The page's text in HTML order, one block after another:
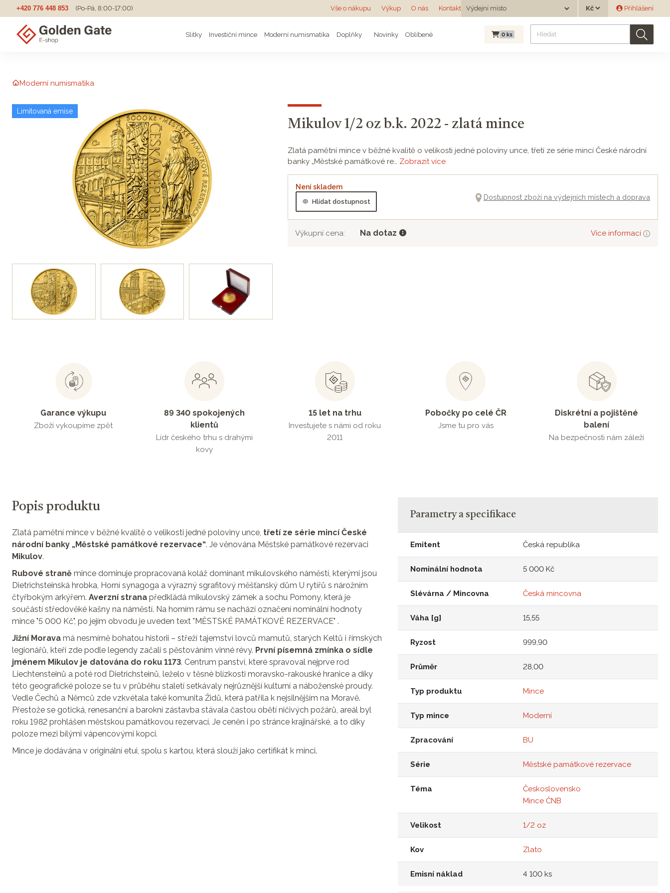
+420 776 448 853 (Po-Pá, 8:00-17:00) Vše o nákupu Výkup O nás Kontakt Výdejní místo
Výdejní místo
Měna Přihlášení
Slitky Investiční mince Moderní numismatika Doplňky Novinky Oblíbené 0 ks
Moderní numismatika
Limitovaná emise
Mikulov 1/2 oz b.k. 2022 - zlatá mince
Zlatá pamětní mince v běžné kvalitě o velikosti jedné poloviny unce, třetí ze série mincí České národní
banky „Městské památkové re… Zobrazit více
Není skladem
Hlídat dostupnost
Dostupnost zboží na výdejních místech a doprava
Výkupní cena: Na dotaz Více informací
Garance výkupu
Zboží vykoupíme zpět
89 340 spokojených
klientů
Lídr českého trhu s drahými
kovy
15 let na trhu
Investujete s námi od roku
2011
Pobočky po celé ČR
Jsme tu pro vás
Diskrétní a pojištěné
balení
Na bezpečnosti nám záleží
Popis produktu
Zlatá pamětní mince v běžné kvalitě o velikosti jedné poloviny unce, třetí ze série mincí České
národní banky „Městské památkové rezervace“. Je věnována Městské památkové rezervaci
Mikulov.
Rubové straně mince dominuje propracovaná koláž dominant mikulovského náměstí, kterými jsou
Dietrichsteinská hrobka, Horní synagoga a výrazný sgrafitový měšťanský dům U rytířů s nárožním
čtyřbokým arkýřem. Averzní strana předkládá mikulovský zámek a sochu Pomony, která je
součástí středověké kašny na náměstí. Na horním rámu se nachází označení nominální hodnoty
mince "5 000 Kč", po jejím obvodu je uveden text "MĚSTSKÉ PAMÁTKOVÉ REZERVACE" .
Jižní Morava má nesmírně bohatou historii – střeží tajemství lovců mamutů, starých Keltů i římských
legionářů, kteří zde podle legendy začali s pěstováním vinné révy. První písemná zmínka o sídle
jménem Mikulov je datována do roku 1173. Centrum panství, které spravoval nejprve rod
Liechtensteinů a poté rod Dietrichsteinů, leželo v těsné blízkosti moravsko-rakouské hranice a díky
této geografické poloze se tu v průběhu staletí setkávaly nejrůznější kulturní a náboženské proudy.
Vedle Čechů a Němců zde vzkvétala také komunita Židů, která patřila k nejsilnějším na Moravě.
Přestože se gotická, renesanční a barokní zástavba stávala častou obětí ničivých požárů, areál byl
roku 1982 prohlášen městskou památkovou rezervací. Je ceněn i po stránce krajinářské, a to díky
poloze mezi bílými vápencovými kopci.
Mince je dodávána v originální etui, spolu s kartou, která slouží jako certifikát k minci.
Parametry a specifikace
Emitent Česká republika
Nominální hodnota 5 000 Kč
Slévárna / Mincovna Česká mincovna
Váha [g] 15,55
Ryzost 999,90
Průměr 28,00
Typ produktu Mince
Typ mince Moderní
Zpracování BU
Série Městské památkové rezervace
Téma
Československo
Mince ČNB
Velikost 1/2 oz
Kov Zlato
Emisní náklad 4 100 ks